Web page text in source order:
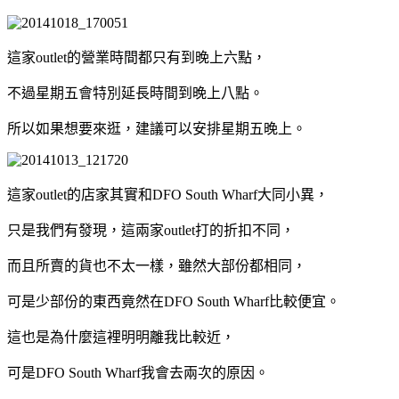
這家outlet的營業時間都只有到晚上六點，
不過星期五會特別延長時間到晚上八點。
所以如果想要來逛，建議可以安排星期五晚上。
這家outlet的店家其實和DFO South Wharf大同小異，
只是我們有發現，這兩家outlet打的折扣不同，
而且所賣的貨也不太一樣，雖然大部份都相同，
可是少部份的東西竟然在DFO South Wharf比較便宜。
這也是為什麼這裡明明離我比較近，
可是DFO South Wharf我會去兩次的原因。